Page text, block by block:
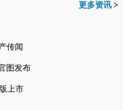
更多资讯 >
传闻
图发布
上市